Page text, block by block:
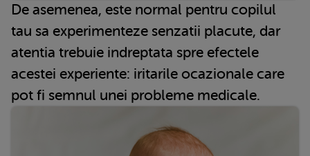
De asemenea, este normal pentru copilul
tau sa experimenteze senzatii placute, dar
atentia trebuie indreptata spre efectele
acestei experiente: iritarile ocazionale care
pot fi semnul unei probleme medicale.